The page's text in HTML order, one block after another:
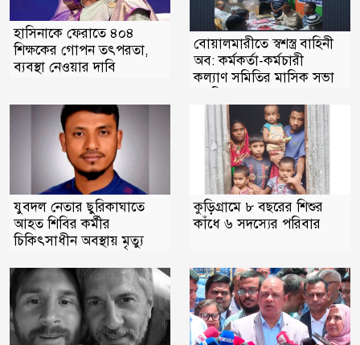
হাসিনাকে ফেরাতে ৪০৪
শিক্ষকের গোপন তৎপরতা,
ব্যবস্থা নেওয়ার দাবি
বোয়ালমারীতে স্বশস্ত্র বাহিনী
অব: কর্মকর্তা-কর্মচারী
কল্যাণ সমিতির মাসিক সভা
যুবদল নেতার ছুরিকাঘাতে
আহত শিবির কর্মীর
চিকিৎসাধীন অবস্থায় মৃত্যু
কুড়িগ্রামে ৮ বছরের শিশুর
কাঁধে ৬ সদস্যের পরিবার